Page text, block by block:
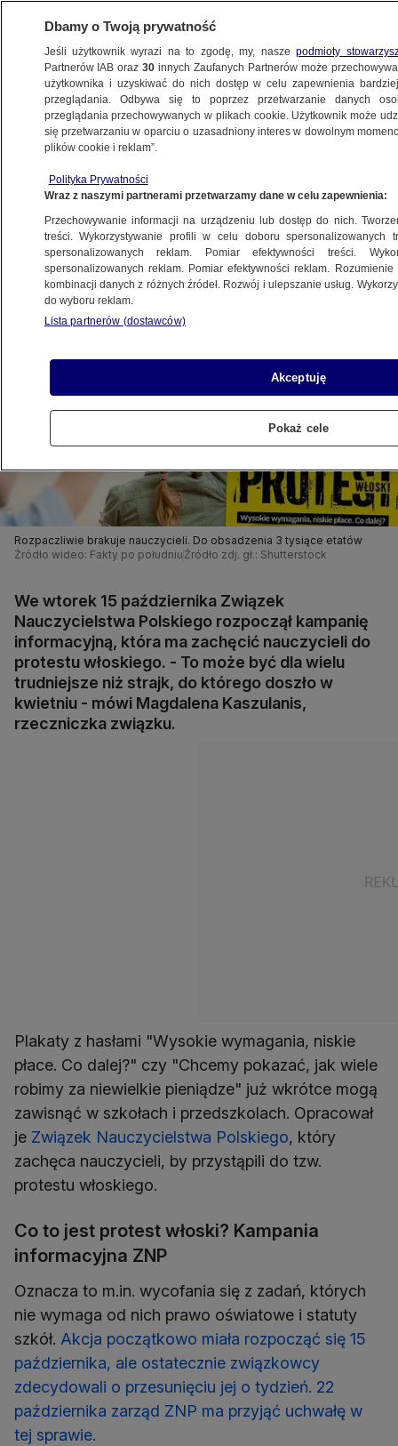
POLSKA
się okazać trudniejszy niż strajk"
15.10.2019, 17:31
Udostępnij
Rozpaczliwie brakuje nauczycieli. Do obsadzenia 3 tysiące etatów
Źródło wideo: Fakty po południu Źródło zdj. gł.: Shutterstock
We wtorek 15 października Związek
Nauczycielstwa Polskiego rozpoczął kampanię
informacyjną, która ma zachęcić nauczycieli do
protestu włoskiego. - To może być dla wielu
trudniejsze niż strajk, do którego doszło w
kwietniu - mówi Magdalena Kaszulanis,
rzeczniczka związku.
Plakaty z hasłami "Wysokie wymagania, niskie
płace. Co dalej?" czy "Chcemy pokazać, jak wiele
robimy za niewielkie pieniądze" już wkrótce mogą
zawisnąć w szkołach i przedszkolach. Opracował
je Związek Nauczycielstwa Polskiego, który
zachęca nauczycieli, by przystąpili do tzw.
protestu włoskiego.
Co to jest protest włoski? Kampania
informacyjna ZNP
Oznacza to m.in. wycofania się z zadań, których
nie wymaga od nich prawo oświatowe i statuty
szkół. Akcja początkowo miała rozpocząć się 15
października, ale ostatecznie związkowcy
zdecydowali o przesunięciu jej o tydzień. 22
października zarząd ZNP ma przyjąć uchwałę w
tej sprawie.
Dbamy o Twoją prywatność
Jeśli użytkownik wyrazi na to zgodę, my, naszepodmioty
Partnerów IAB oraz30 innych Zaufanych Partnerów może
użytkownika i uzyskiwać do nich dostęp w celu zapewnienia
przeglądania. Odbywa się to poprzez przetwarzanie danych
przeglądania przechowywanych w plikach cookie. Użytkownik może
się przetwarzaniu w oparciu o uzasadniony interes w dowolnym
plików cookie i reklam”.
Polityka Prywatności
Wraz z naszymi partnerami przetwarzamy dane w celu zapewnienia:
Przechowywanie informacji na urządzeniu lub dostęp do nich.
treści. Wykorzystywanie profili w celu doboru spersonalizowanych
spersonalizowanych reklam. Pomiar efektywności treści.
spersonalizowanych reklam. Pomiar efektywności reklam.
kombinacji danych z różnych źródeł. Rozwój i ulepszanie usług.
do wyboru reklam.
Lista partnerów (dostawców)
Akceptuję
Pokaż cele